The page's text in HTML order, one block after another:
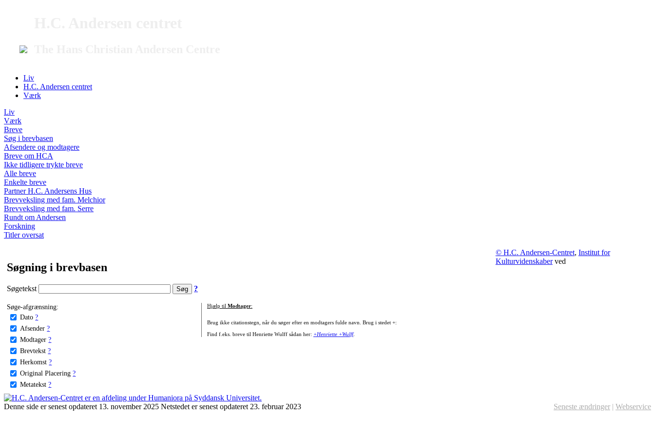
Liv
H.C. Andersen centret
Værk
Liv
Værk
Breve
Søg i brevbasen
Afsendere og modtagere
Breve om HCA
Ikke tidligere trykte breve
Alle breve
Enkelte breve
Partner H.C. Andersens Hus
Brevveksling med fam. Melchior
Brevveksling med fam. Serre
Rundt om Andersen
Forskning
Titler oversat
Søgning i brevbasen
Søgetekst ?
Søge-afgrænsning:
Dato ?
Afsender ?
Modtager ?
Brevtekst ?
Herkomst ?
Original Placering ?
Metatekst ?
Hjælp til Modtager:
Brug ikke citationstegn, når du søger efter en modtagers fulde navn. Brug i stedet +:
Find f.eks. breve til Henriette Wulff sådan her: +Henriette +Wulff.
© H.C. Andersen-Centret, Institut for
Kulturvidenskaberved
Denne side er senest opdateret 13. november 2025 Netstedet er senest opdateret 23. februar 2023 Seneste ændringer | Webservice